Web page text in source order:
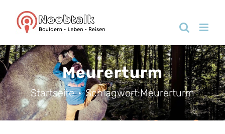
Inhalt
Meurerturm
Startseite Schlagwort:Meurerturm